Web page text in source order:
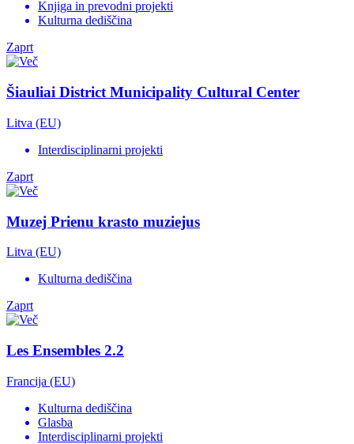
Knjiga in prevodni projekti
Kulturna dediščina
Zaprt
Šiauliai District Municipality Cultural Center
Litva (EU)
Interdisciplinarni projekti
Zaprt
Muzej Prienu krasto muziejus
Litva (EU)
Kulturna dediščina
Zaprt
Les Ensembles 2.2
Francija (EU)
Kulturna dediščina
Glasba
Interdisciplinarni projekti